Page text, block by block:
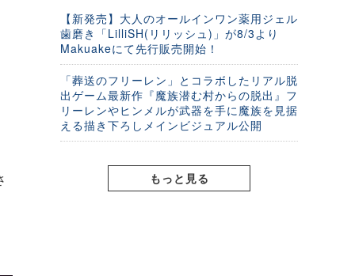
【新発売】大人のオールインワン薬用ジェル
歯磨き「LilliSH(リリッシュ)」が8/3より
Makuakeにて先行販売開始！
「葬送のフリーレン」とコラボしたリアル脱
出ゲーム最新作『魔族潜む村からの脱出』フ
リーレンやヒンメルが武器を手に魔族を見据
える描き下ろしメインビジュアル公開
もっと見る